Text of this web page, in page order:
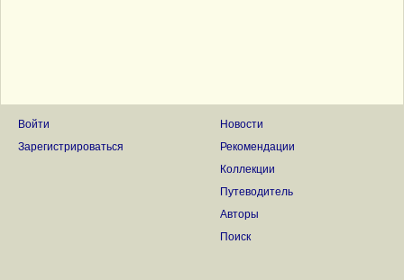
Войти
Зарегистрироваться
Новости
Рекомендации
Коллекции
Путеводитель
Авторы
Поиск